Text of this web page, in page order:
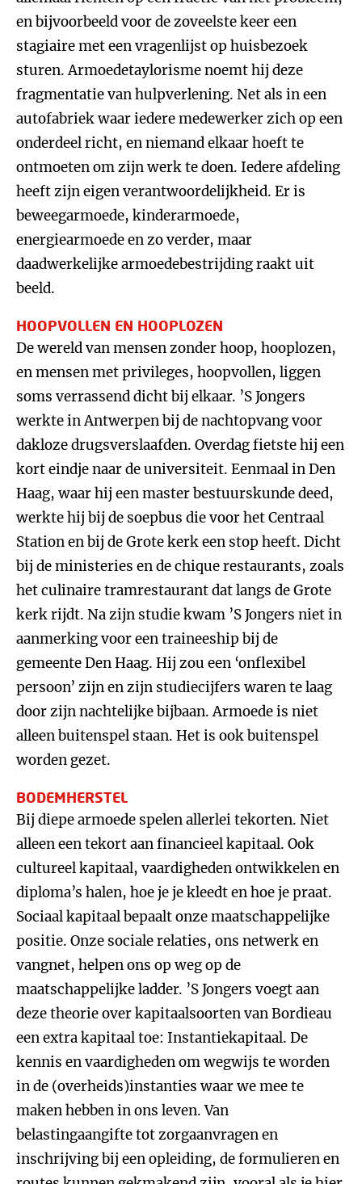
en bijvoorbeeld voor de zoveelste keer een
stagiaire met een vragenlijst op huisbezoek
sturen. Armoedetaylorisme noemt hij deze
fragmentatie van hulpverlening. Net als in een
autofabriek waar iedere medewerker zich op een
onderdeel richt, en niemand elkaar hoeft te
ontmoeten om zijn werk te doen. Iedere afdeling
heeft zijn eigen verantwoordelijkheid. Er is
beweegarmoede, kinderarmoede,
energiearmoede en zo verder, maar
daadwerkelijke armoedebestrijding raakt uit
beeld.
HOOPVOLLEN EN HOOPLOZEN
De wereld van mensen zonder hoop, hooplozen,
en mensen met privileges, hoopvollen, liggen
soms verrassend dicht bij elkaar. ’S Jongers
werkte in Antwerpen bij de nachtopvang voor
dakloze drugsverslaafden. Overdag fietste hij een
kort eindje naar de universiteit. Eenmaal in Den
Haag, waar hij een master bestuurskunde deed,
werkte hij bij de soepbus die voor het Centraal
Station en bij de Grote kerk een stop heeft. Dicht
bij de ministeries en de chique restaurants, zoals
het culinaire tramrestaurant dat langs de Grote
kerk rijdt. Na zijn studie kwam ’S Jongers niet in
aanmerking voor een traineeship bij de
gemeente Den Haag. Hij zou een ‘onflexibel
persoon’ zijn en zijn studiecijfers waren te laag
door zijn nachtelijke bijbaan. Armoede is niet
alleen buitenspel staan. Het is ook buitenspel
worden gezet.
BODEMHERSTEL
Bij diepe armoede spelen allerlei tekorten. Niet
alleen een tekort aan financieel kapitaal. Ook
cultureel kapitaal, vaardigheden ontwikkelen en
diploma’s halen, hoe je je kleedt en hoe je praat.
Sociaal kapitaal bepaalt onze maatschappelijke
positie. Onze sociale relaties, ons netwerk en
vangnet, helpen ons op weg op de
maatschappelijke ladder. ’S Jongers voegt aan
deze theorie over kapitaalsoorten van Bordieau
een extra kapitaal toe: Instantiekapitaal. De
kennis en vaardigheden om wegwijs te worden
in de (overheids)instanties waar we mee te
maken hebben in ons leven. Van
belastingaangifte tot zorgaanvragen en
inschrijving bij een opleiding, de formulieren en